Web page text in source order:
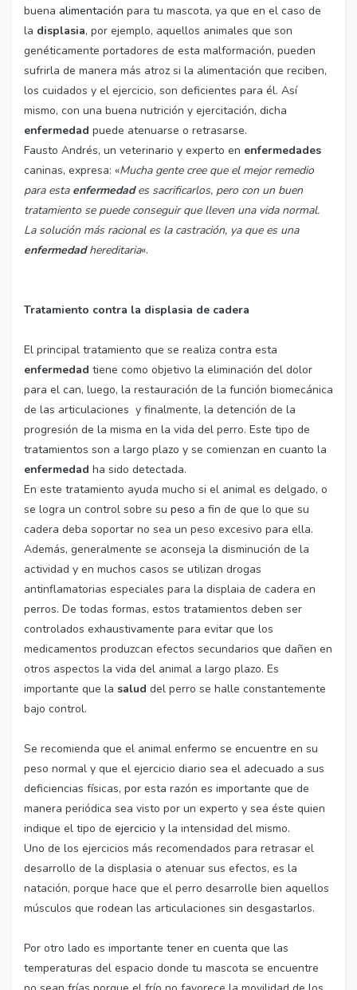
buena alimentación para tu mascota, ya que en el caso de
la displasia, por ejemplo, aquellos animales que son
genéticamente portadores de esta malformación, pueden
sufrirla de manera más atroz si la alimentación que reciben,
los cuidados y el ejercicio, son deficientes para él. Así
mismo, con una buena nutrición y ejercitación, dicha
enfermedad puede atenuarse o retrasarse.
Fausto Andrés, un veterinario y experto en enfermedades
caninas, expresa: «Mucha gente cree que el mejor remedio
para esta enfermedades sacrificarlos, pero con un buen
tratamiento se puede conseguir que lleven una vida normal.
La solución más racional es la castración, ya que es una
enfermedadhereditaria«.
Tratamiento contra la displasia de cadera
El principal tratamiento que se realiza contra esta
enfermedad tiene como objetivo la eliminación del dolor
para el can, luego, la restauración de la función biomecánica
de las articulaciones y finalmente, la detención de la
progresión de la misma en la vida del perro. Este tipo de
tratamientos son a largo plazo y se comienzan en cuanto la
enfermedad ha sido detectada.
En este tratamiento ayuda mucho si el animal es delgado, o
se logra un control sobre su peso a fin de que lo que su
cadera deba soportar no sea un peso excesivo para ella.
Además, generalmente se aconseja la disminución de la
actividad y en muchos casos se utilizan drogas
antinflamatorias especiales para la displaia de cadera en
perros. De todas formas, estos tratamientos deben ser
controlados exhaustivamente para evitar que los
medicamentos produzcan efectos secundarios que dañen en
otros aspectos la vida del animal a largo plazo. Es
importante que la salud del perro se halle constantemente
bajo control.
Se recomienda que el animal enfermo se encuentre en su
peso normal y que el ejercicio diario sea el adecuado a sus
deficiencias físicas, por esta razón es importante que de
manera periódica sea visto por un experto y sea éste quien
indique el tipo de ejercicio y la intensidad del mismo.
Uno de los ejercicios más recomendados para retrasar el
desarrollo de la displasia o atenuar sus efectos, es la
natación, porque hace que el perro desarrolle bien aquellos
músculos que rodean las articulaciones sin desgastarlos.
Por otro lado es importante tener en cuenta que las
temperaturas del espacio donde tu mascota se encuentre